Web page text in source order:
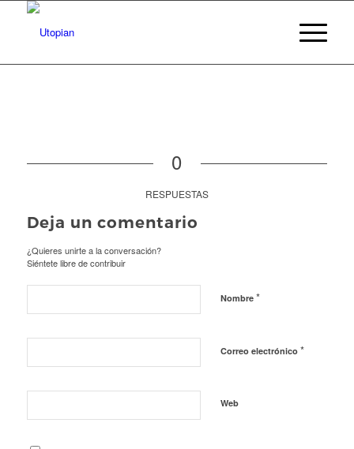
0
RESPUESTAS
Deja un comentario
¿Quieres unirte a la conversación?
Siéntete libre de contribuir
Nombre *
Correo electrónico *
Web